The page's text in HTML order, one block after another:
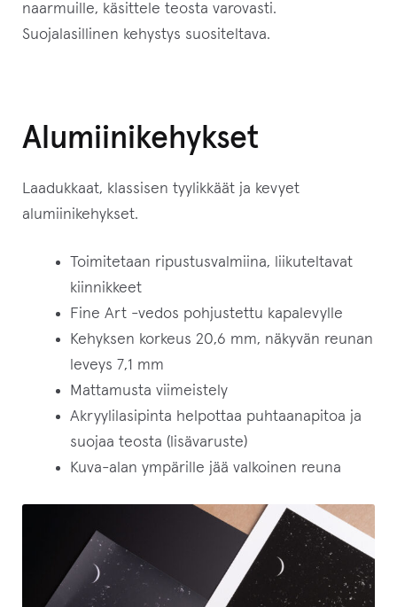
naarmuille, käsittele teosta varovasti.
Suojalasillinen kehystys suositeltava.
Alumiinikehykset
Laadukkaat, klassisen tyylikkäät ja kevyet
alumiinikehykset.
Toimitetaan ripustusvalmiina, liikuteltavat
kiinnikkeet
Fine Art -vedos pohjustettu kapalevylle
Kehyksen korkeus 20,6 mm, näkyvän reunan
leveys 7,1 mm
Mattamusta viimeistely
Akryylilasipinta helpottaa puhtaanapitoa ja
suojaa teosta (lisävaruste)
Kuva-alan ympärille jää valkoinen reuna